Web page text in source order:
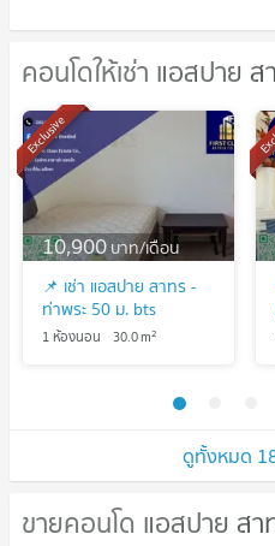
คอนโดให้เช่า แอสปาย
ดูทั้งหมด
คอนโดให้เช่า แอสปาย ส
10,900บาท/เดือน
Exclusive
📌 เช่า แอสปาย สาทร -
ท่าพระ 50 ม. bts
ตลาดพลู ใกล้ เดอะมอลล์
1 ห้องนอน 30.0m2
ขายคอนโด แอสปาย สา
ขายคอนโด แอสปาย สา